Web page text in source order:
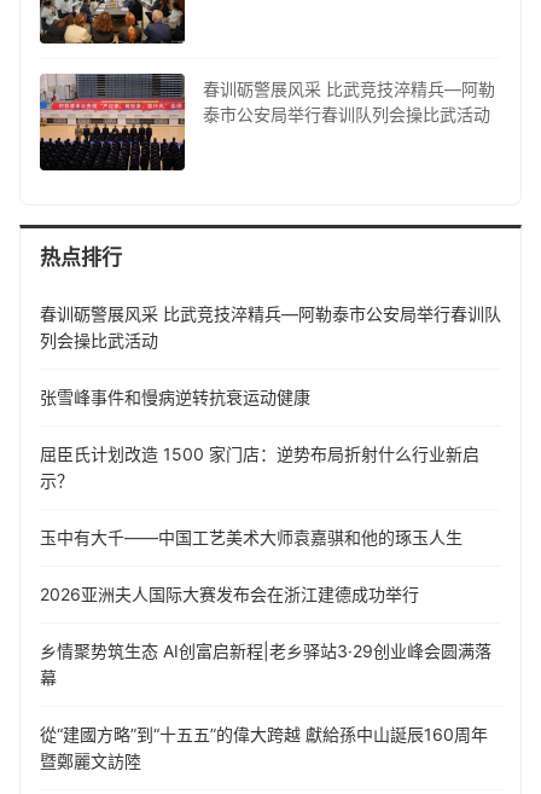
春训砺警展风采 比武竞技淬精兵—阿勒
泰市公安局举行春训队列会操比武活动
热点排行
春训砺警展风采 比武竞技淬精兵—阿勒泰市公安局举行春训队
列会操比武活动
张雪峰事件和慢病逆转抗衰运动健康
屈臣氏计划改造 1500 家门店：逆势布局折射什么行业新启
示？
玉中有大千——中国工艺美术大师袁嘉骐和他的琢玉人生
​2026亚洲夫人国际大赛发布会在浙江建德成功举行
乡情聚势筑生态 AI创富启新程|老乡驿站3·29创业峰会圆满落
幕
從“建國方略”到“十五五”的偉大跨越 獻給孫中山誕辰160周年
暨鄭麗文訪陸